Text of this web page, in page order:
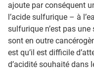
ajoute par conséquent
l’acide sulfurique – à
sulfurique n’est pas
sont en outre
est qu’il est difficile
d’acidité souhaité dans